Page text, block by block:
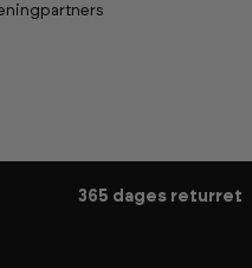
365 dages returret